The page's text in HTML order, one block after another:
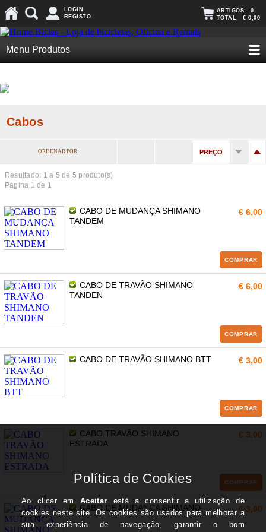
LOGIN
REGISTO
ARTIGOS: 0
TOTAL: € 0,00
Menu Produtos
Cabos
ORDENAR POR: PREÇO
Resultado: 1 a 5 de 5 produto(s)
Página 1 de 1
CABO DE MUDANÇA SHIMANO
TANDEM
€ 6,00
COMPRAR
CABO DE TRAVÃO SHIMANO
TANDEN
€ 6,00
COMPRAR
CABO DE TRAVÃO SHIMANO BTT € 3,00
COMPRAR
CABO TRAVÃO SHIMANO
ESTRADA
€ 3,00
COMPRAR
CABO DE MUDANÇA SHIMANO € 3,00